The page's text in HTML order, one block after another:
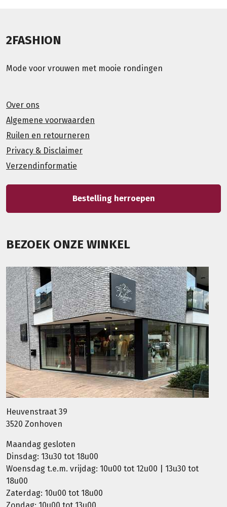
2FASHION
Mode voor vrouwen met mooie rondingen
Over ons
Algemene voorwaarden
Ruilen en retourneren
Privacy & Disclaimer
Verzendinformatie
Bestelling herroepen
BEZOEK ONZE WINKEL
Heuvenstraat 39
3520 Zonhoven
Maandag gesloten
Dinsdag: 13u30 tot 18u00
Woensdag t.e.m. vrijdag: 10u00 tot 12u00 | 13u30 tot
18u00
Zaterdag: 10u00 tot 18u00